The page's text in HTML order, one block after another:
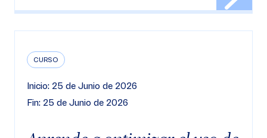
CURSO
Inicio: 25 de Junio de 2026
Fin: 25 de Junio de 2026